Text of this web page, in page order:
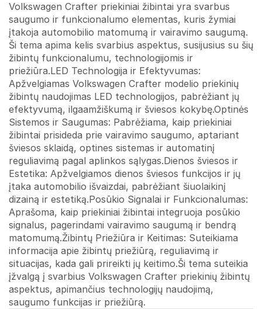
Volkswagen Crafter priekiniai žibintai yra svarbus
saugumo ir funkcionalumo elementas, kuris žymiai
įtakoja automobilio matomumą ir vairavimo saugumą.
Ši tema apima kelis svarbius aspektus, susijusius su šių
žibintų funkcionalumu, technologijomis ir
priežiūra.LED Technologija ir Efektyvumas:
Apžvelgiamas Volkswagen Crafter modelio priekinių
žibintų naudojimas LED technologijos, pabrėžiant jų
efektyvumą, ilgaamžiškumą ir šviesos kokybę.Optinės
Sistemos ir Saugumas: Pabrėžiama, kaip priekiniai
žibintai prisideda prie vairavimo saugumo, aptariant
šviesos sklaidą, optines sistemas ir automatinį
reguliavimą pagal aplinkos sąlygas.Dienos šviesos ir
Estetika: Apžvelgiamos dienos šviesos funkcijos ir jų
įtaka automobilio išvaizdai, pabrėžiant šiuolaikinį
dizainą ir estetiką.Posūkio Signalai ir Funkcionalumas:
Aprašoma, kaip priekiniai žibintai integruoja posūkio
signalus, pagerindami vairavimo saugumą ir bendrą
matomumą.Žibintų Priežiūra ir Keitimas: Suteikiama
informacija apie žibintų priežiūrą, reguliavimą ir
situacijas, kada gali prireikti jų keitimo.Ši tema suteikia
įžvalgą į svarbius Volkswagen Crafter priekinių žibintų
aspektus, apimančius technologijų naudojimą,
saugumo funkcijas ir priežiūrą.